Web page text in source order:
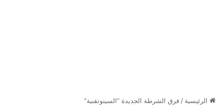
الرئيسية / فرق الشرطة الجديدة “السينوتقنية”